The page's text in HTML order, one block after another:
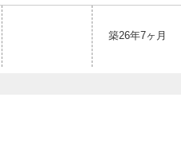
築26年7ヶ月